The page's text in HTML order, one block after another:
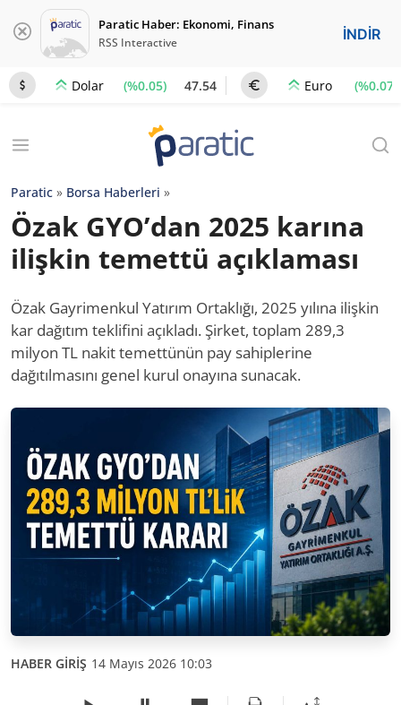
Paratic Haber: Ekonomi, Finans
RSS Interactive İNDİR
Dolar (%0.05) 47.54 Euro (%0.07)
Paratic » Borsa Haberleri »
Özak GYO’dan 2025 karına
ilişkin temettü açıklaması
Özak Gayrimenkul Yatırım Ortaklığı, 2025 yılına ilişkin
kar dağıtım teklifini açıkladı. Şirket, toplam 289,3
milyon TL nakit temettünün pay sahiplerine
dağıtılmasını genel kurul onayına sunacak.
HABER GİRİŞ 14 Mayıs 2026 10:03